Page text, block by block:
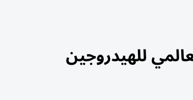
للهيدروجين